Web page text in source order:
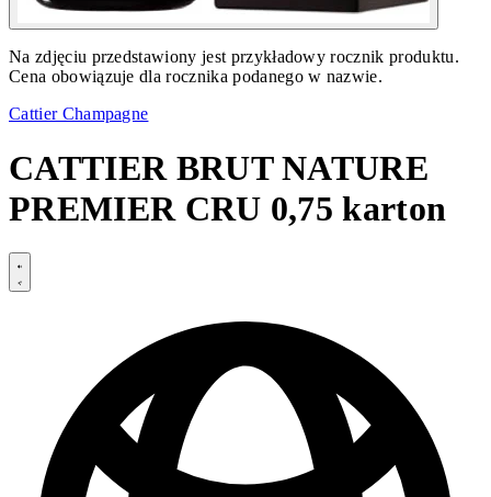
Na zdjęciu przedstawiony jest przykładowy rocznik produktu.
Cena obowiązuje dla rocznika podanego w nazwie.
Cattier Champagne
CATTIER BRUT NATURE
PREMIER CRU 0,75 karton